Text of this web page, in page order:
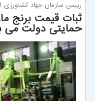
رییس سازمان جهاد كشاورزی
ثبات قیمت برنج
حمایتی دولت می